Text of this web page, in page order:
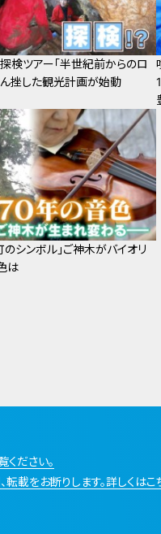
検ツアー「半世紀前からのロ
ん挫した観光計画が始動
シンボル」ご神木がバイオリ
は
ださい。
載をお断りします。詳しくはこ